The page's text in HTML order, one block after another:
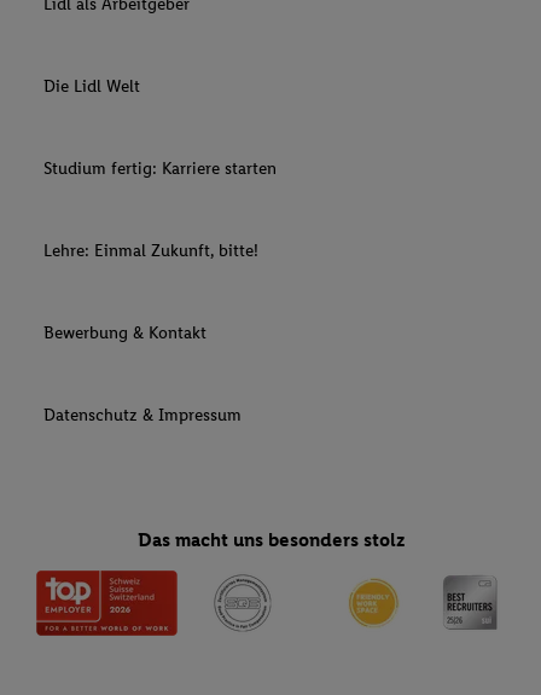
Die Lidl Welt
Studium fertig: Karriere starten
Lehre: Einmal Zukunft, bitte!
Bewerbung & Kontakt
Datenschutz & Impressum
Das macht uns besonders stolz